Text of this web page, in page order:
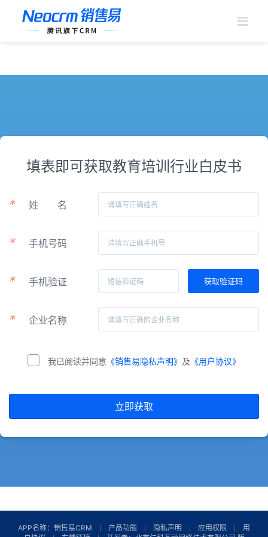
填表即可获取教育培训行业白皮书
* 姓 名
* 手机号码
* 手机验证
* 企业名称
我已阅读并同意 《销售易隐私声明》 及 《用户协议》
立即获取
APP名称：销售易CRM 产品功能 隐私声明 应用权限
用